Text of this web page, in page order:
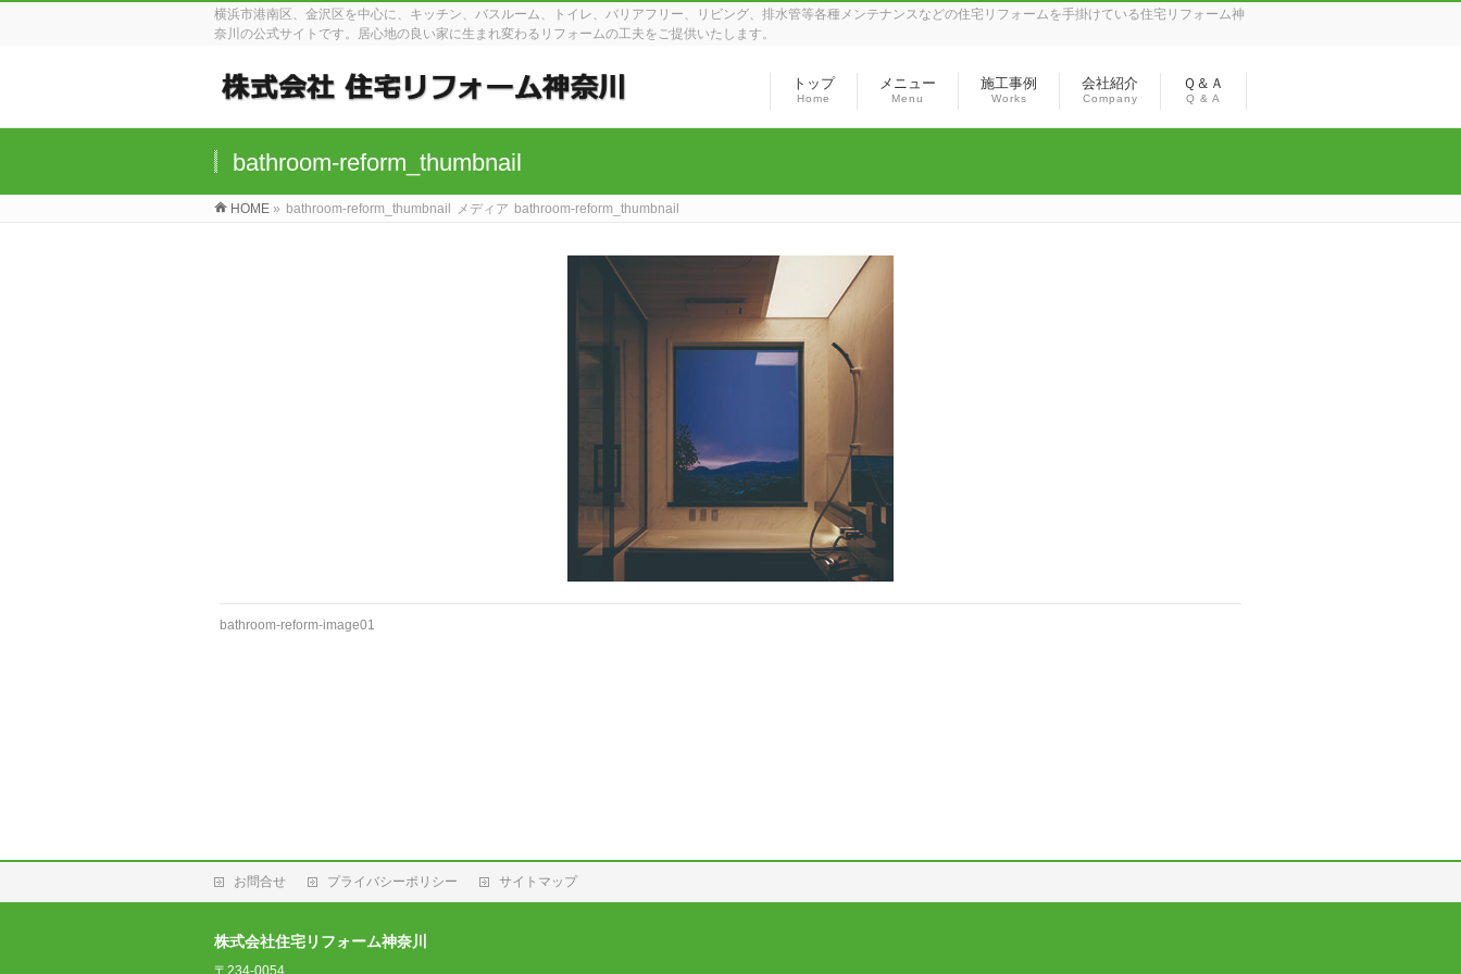
横浜市港南区、金沢区を中心に、キッチン、バスルーム、トイレ、バリアフリー、リビング、排水管等各種メンテナンスなどの住宅リフォームを手掛けている住宅リフォーム神
奈川の公式サイトです。居心地の良い家に生まれ変わるリフォームの工夫をご提供いたします。
トップ
Home
メニュー
Menu
施工事例
Works
会社紹介
Company
Ｑ＆Ａ
Q & A
bathroom-reform_thumbnail
HOME » bathroom-reform_thumbnail メディア bathroom-reform_thumbnail
bathroom-reform-image01
お問合せ プライバシーポリシー サイトマップ
株式会社住宅リフォーム神奈川
〒234-0054